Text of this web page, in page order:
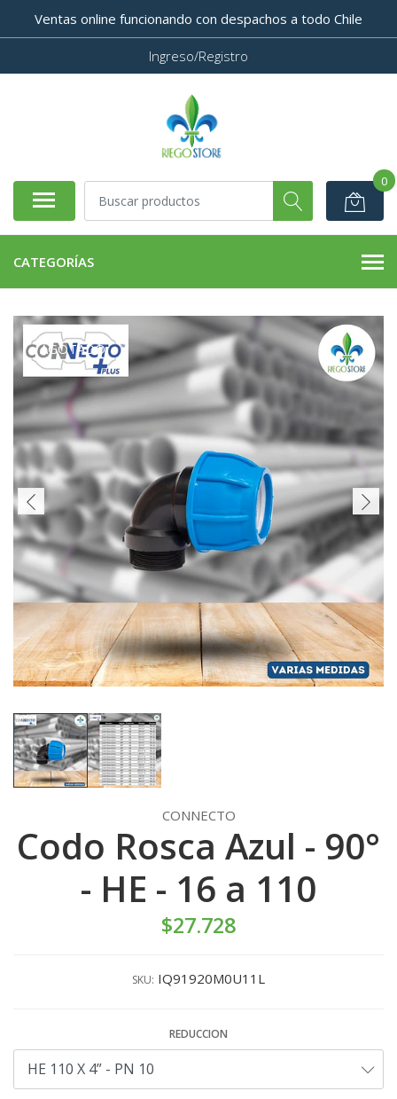
Ventas online funcionando con despachos a todo Chile
Ingreso/Registro
0
CATEGORÍAS
AGOTADO
CONNECTO
Codo Rosca Azul - 90°
- HE - 16 a 110
$27.728
SKU: IQ91920M0U11L
REDUCCION